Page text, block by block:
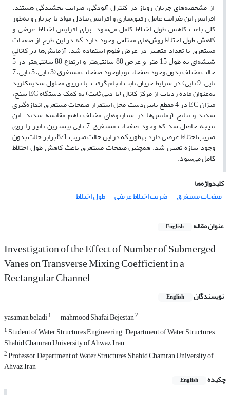
از مشخصه‌های جریان روباز در کنترل آلودگی، ضرایب پخشیدگی هستند.
افزایش این ضرایب عامل رقیق‌سازی و افزایش تبادل مواد با جریان و به‌طور
کلی باعث کاهش طول اختلاط کامل می‌شود. برای افزایش اختلاط عرضی و
کاهش طول اختلاط روش‌های مختلفی وجود دارد که در این طرح از صفحات
مستغرق با تعداد متغییر در عرض فلوم استفاده ‌شد. آزمایش‌ها ﺩﺭ ﮐﺎﻧﺎﻟﻲ
شیشه‌ای ﺑﻪ ﻃﻮﻝ 15 متر ﻭ ﻋﺮﺽ 80 سانتی‌متر و ﺍﺭﺗﻔﺎﻉ 80 سانتی‌متر در 5
حالت مختلف بدون وجود صفحات و باوجود صفحات مستغرق (3 تایی، 5 تایی، 7
تایی، 9 تایی) در شرایط جریان ثابت انجام گرفت. با تزریق محلول سدیم­کلرید
به‌عنوان ماده ردیاب از مرکز کانال (با دبی ثابت) به کمک دستگاه EC سنج،
میزان EC در 4 مقطع پایین‌دست محل استقرار صفحات مستغرق اندازه‌گیری
شدند و نتایج آزمایش‌ها در سناریوهای مختلف باهم مقایسه شدند. این
نتیجه حاصل شد که وجود صفحات مستغرق 7 تایی بیش­ترین تاثیر را روی
ضریب اختلاط عرضی دارد به­طوری­که در این حالت ضریب 8/1 برابر حالت بدون
وجود سازه تعیین شد. همچنین صفحات مستغرق باعث کاهش طول اختلاط
کامل می‌شود.
کلیدواژه‌ها
صفحات مستغرق
ضریب اختلاط عرضی طول اختلاط
عنوان مقاله English
Investigation of the Effect of Number of Submerged
Vanes on Transverse Mixing Coefficient in a
Rectangular Channel
نویسندگان English
yasaman beladi1 mahmood Shafai Bejestan2
1 Student of Water Structures Engineering. Department of Water Structures,
Shahid Chamran University of Ahwaz, Iran
2Professor, Department of Water Structures, Shahid Chamran University of
Ahvaz, Iran
چکیده
English